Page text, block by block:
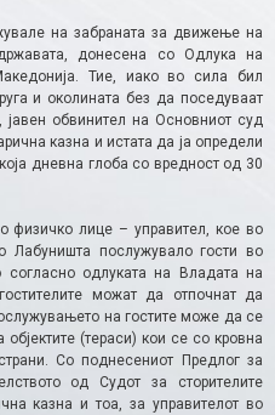
на забраната за движење на
донесена со Одлука на
Тие, иако во сила бил
и околината без да поседуваат
обвинител на Основниот суд
казна и истата да ја определи
дневна глоба со вредност од 30
физичко лице – управител, кое во
Лабуништа послужувало гости во
согласно одлуката на Владата на
можат да отпочнат да
на гостите може да се
(тераси) кои се со кровна
Со поднесениот Предлог за
од Судот за сторителите
казна и тоа, за управителот во